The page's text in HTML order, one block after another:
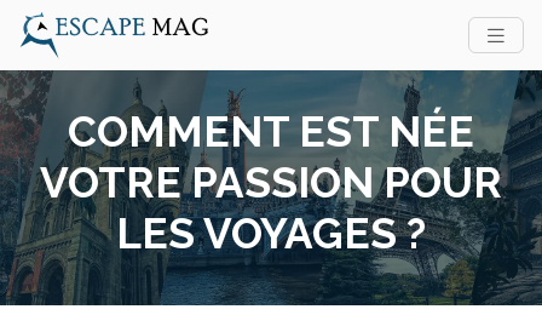
COMMENT EST NÉE
VOTRE PASSION POUR
LES VOYAGES ?